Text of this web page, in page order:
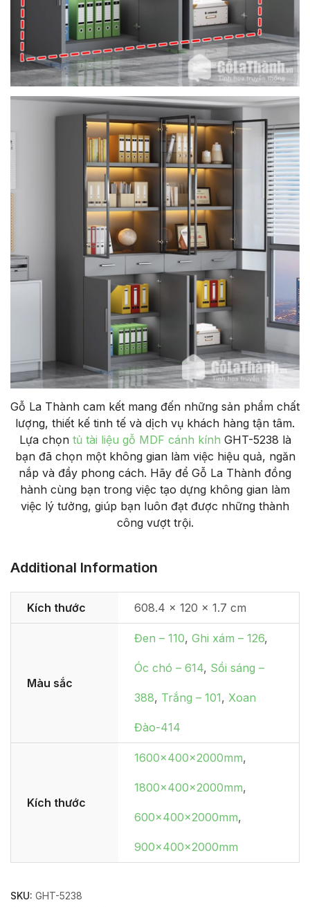
Gỗ La Thành cam kết mang đến những sản phẩm chất
lượng, thiết kế tinh tế và dịch vụ khách hàng tận tâm.
Lựa chọn tủ tài liệu gỗ MDF cánh kính GHT-5238 là
bạn đã chọn một không gian làm việc hiệu quả, ngăn
nắp và đầy phong cách. Hãy để Gỗ La Thành đồng
hành cùng bạn trong việc tạo dựng không gian làm
việc lý tưởng, giúp bạn luôn đạt được những thành
công vượt trội.
Additional Information
Kích thước 608.4 × 120 × 1.7 cm
Màu sắc
Đen – 110, Ghi xám – 126,
Óc chó – 614, Sồi sáng –
388, Trắng – 101, Xoan
Đào-414
Kích thước
1600x400x2000mm,
1800x400x2000mm,
600x400x2000mm,
900x400x2000mm
SKU: GHT-5238